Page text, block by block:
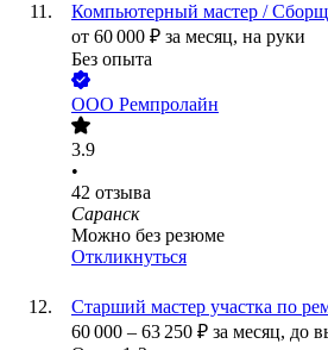
Компьютерный мастер /
от 60 000 ₽ за месяц, на руки
Без опыта
ООО Ремпролайн
3.9
•
42 отзыва
Саранск
Можно без резюме
Откликнуться
Старший мастер участка по
60 000 – 63 250 ₽ за месяц, до